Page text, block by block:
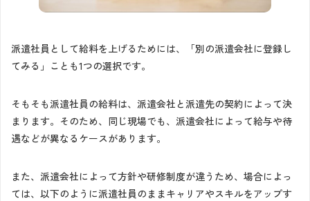
派遣社員として給料を上げるためには、「別の派遣会社に登録し
てみる」ことも1つの選択です。
そもそも派遣社員の給料は、派遣会社と派遣先の契約によって決
まります。そのため、同じ現場でも、派遣会社によって給与や待
遇などが異なるケースがあります。
また、派遣会社によって方針や研修制度が違うため、場合によっ
ては、以下のように派遣社員のままキャリアやスキルをアップす